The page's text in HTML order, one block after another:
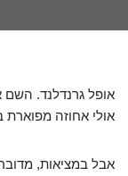
אופל גרנדלנד. השם
אולי אחוזה מפוארת